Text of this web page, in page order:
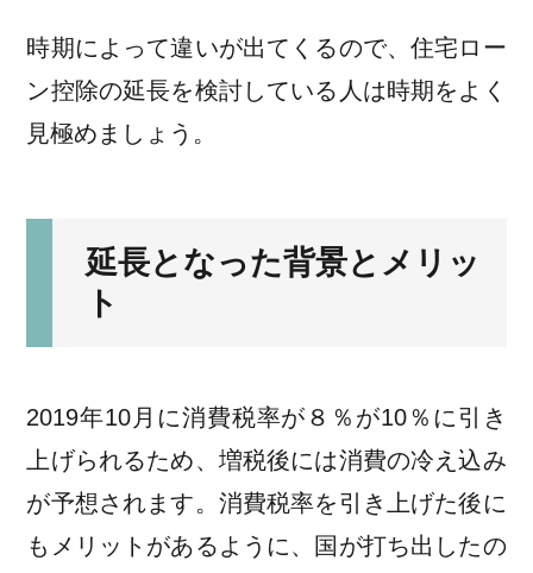
時期によって違いが出てくるので、住宅ロー
ン控除の延長を検討している人は時期をよく
見極めましょう。
延長となった背景とメリッ
ト
2019年10月に消費税率が８％が10％に引き
上げられるため、増税後には消費の冷え込み
が予想されます。消費税率を引き上げた後に
もメリットがあるように、国が打ち出したの